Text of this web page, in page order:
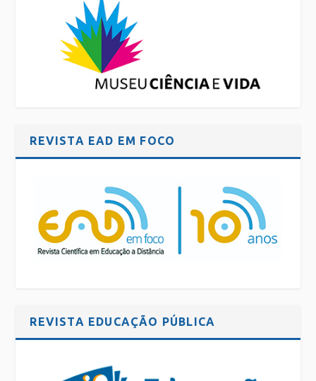
REVISTA EAD EM FOCO
REVISTA EDUCAÇÃO PÚBLICA